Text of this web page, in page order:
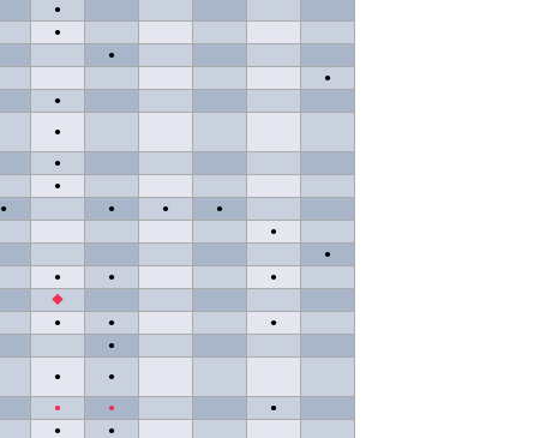
●
●
●
●
●
●
●
●
● ● ●
●
●
●
● ●
●
◆
● ●
●
●
● ●
● ●
●
●
●